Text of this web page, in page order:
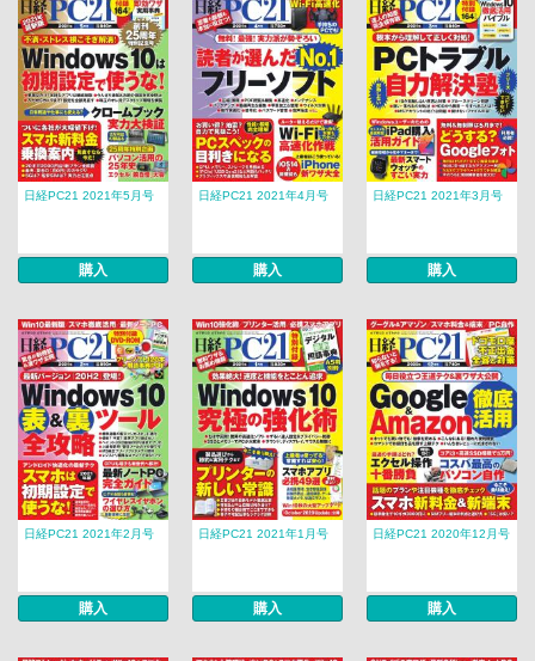
日経PC21 2021年5月号
購入
日経PC21 2021年4月号
購入
日経PC21 2021年3月号
購入
日経PC21 2021年2月号
購入
日経PC21 2021年1月号
購入
日経PC21 2020年12月号
購入